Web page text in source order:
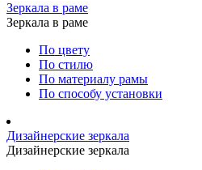
Зеркала в раме
Зеркала в раме
По цвету
По стилю
По материалу рамы
По способу установки
Дизайнерские зеркала
Дизайнерские зеркала